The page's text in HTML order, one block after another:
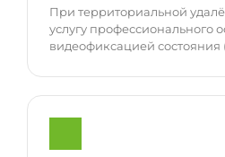
При территориальной
услугу профессионального
видеофиксацией состояния